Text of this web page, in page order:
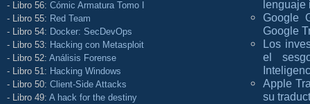
- Libro 56: Cómic Armatura Tomo I
- Libro 55: Red Team
- Libro 54: Docker: SecDevOps
- Libro 53: Hacking con Metasploit
- Libro 52: Análisis Forense
- Libro 51: Hacking Windows
- Libro 50: Client-Side Attacks
- Libro 49: A hack for the destiny
lenguaje
Google
Google
Los
el
Apple
su